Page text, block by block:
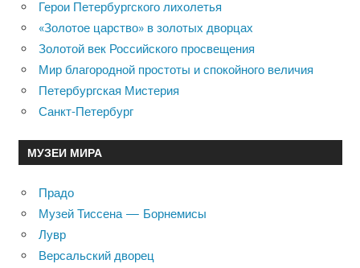
Герои Петербургского лихолетья
«Золотое царство» в золотых дворцах
Золотой век Российского просвещения
Мир благородной простоты и спокойного величия
Петербургская Мистерия
Санкт-Петербург
МУЗЕИ МИРА
Прадо
Музей Тиссена — Борнемисы
Лувр
Версальский дворец